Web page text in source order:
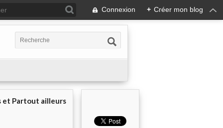
Connexion + Créer mon blog
et Partout ailleurs